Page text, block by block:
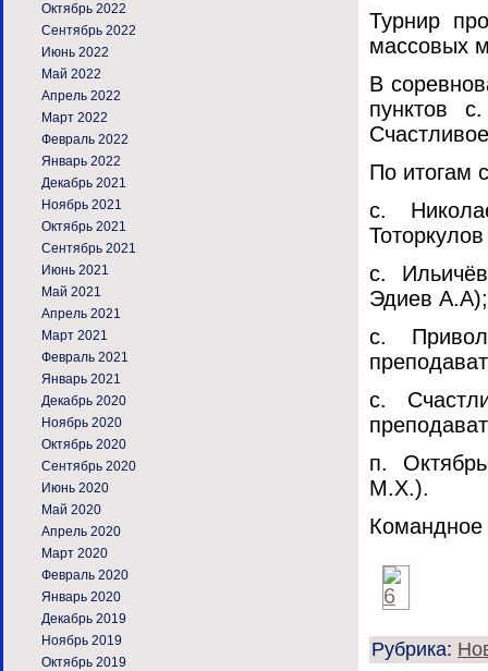
Октябрь 2022
Сентябрь 2022
Июнь 2022
Май 2022
Апрель 2022
Март 2022
Февраль 2022
Январь 2022
Декабрь 2021
Ноябрь 2021
Октябрь 2021
Сентябрь 2021
Июнь 2021
Май 2021
Апрель 2021
Март 2021
Февраль 2021
Январь 2021
Декабрь 2020
Ноябрь 2020
Октябрь 2020
Сентябрь 2020
Июнь 2020
Май 2020
Апрель 2020
Март 2020
Февраль 2020
Январь 2020
Декабрь 2019
Ноябрь 2019
Октябрь 2019
Турнир
массовых
В
пунктов
По итогам
с.
с.
Эдиев А.А);
с.
с.
п.
М.Х.).
Командное
Рубрика: